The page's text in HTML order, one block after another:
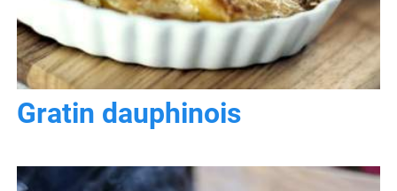
Gratin dauphinois